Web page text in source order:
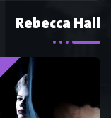
Rebecca Hall